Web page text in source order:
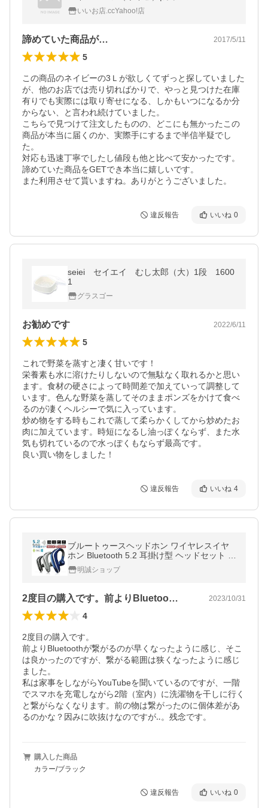
いいお店.ccYahoo!店
諦めていた商品が… 2017/5/11
5
この商品のネイビーの3Ｌが欲しくてずっと探していました
が、他のお店では売り切ればかりで、やっと見つけた在庫
有りでも実際には取り寄せになる、しかもいつになるか分
からない、と言われ続けていました。
こちらで見つけて注文したものの、どこにも無かったこの
商品が本当に届くのか、実際手にするまで半信半疑でし
た。
対応も迅速丁寧でしたし値段も他と比べて安かったです。
諦めていた商品をGETでき本当に嬉しいです。
また利用させて貰いますね。ありがとうございました。
違反報告 いいね 0
seiei セイエイ むし太郎（大）1段 1600
1
グラスゴー
お勧めです 2022/6/11
5
これで野菜を蒸すと凄く甘いです！
栄養素も水に溶けたりしないので無駄なく取れるかと思い
ます。食材の硬さによって時間差で加えていって調整して
います。色んな野菜を蒸してそのままポンズをかけて食べ
るのが凄くヘルシーで気に入っています。
炒め物をする時もこれで蒸して柔らかくしてから炒めたお
肉に加えています。時短になるし油っぽくならず、また水
気も切れているので水っぽくもならず最高です。
違反報告 いいね 4
ブルートゥースヘッドホン ワイヤレスイヤ
ホン Bluetooth 5.2 耳掛け型 ヘッドセット 左
右耳通用 最高音質 無痛装着 180°回転【PL
保険加入済み製品・安心】
明誠ショップ
2度目の購入です。前よりBluetoo… 2023/10/31
4
2度目の購入です。
前よりBluetoothが繋がるのが早くなったように感じ、そこ
は良かったのですが、繋がる範囲は狭くなったように感じ
ました。
私は家事をしながらYouTubeを聞いているのですが、一階
でスマホを充電しながら2階（室内）に洗濯物を干しに行く
と繋がらなくなります。前の物は繋がったのに個体差があ
るのかな？因みに吹抜けなのですが‥。残念です。
購入した商品
カラー/ブラック
違反報告 いいね 0